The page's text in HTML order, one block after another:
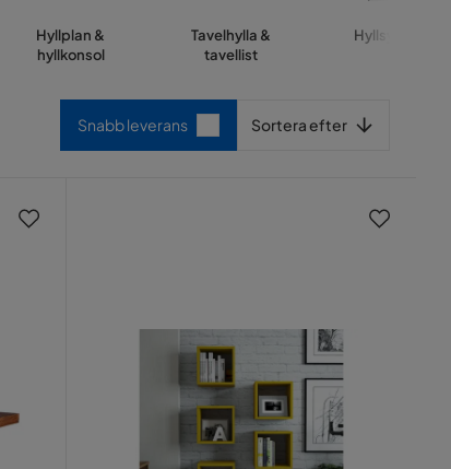
Hyllplan &
hyllkonsol
Tavelhylla &
tavellist
Hyllsystem
Snabb leverans Sortera efter